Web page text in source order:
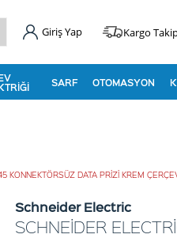
Giriş Yap Kargo
SARF OTOMASYON
KONNEKTÖRSÜZ DATA PRİZİ KREM
Schneider Electric
SCHNEİDER